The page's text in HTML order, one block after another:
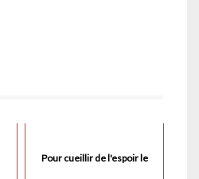
Pour cueillir de l'espoir le